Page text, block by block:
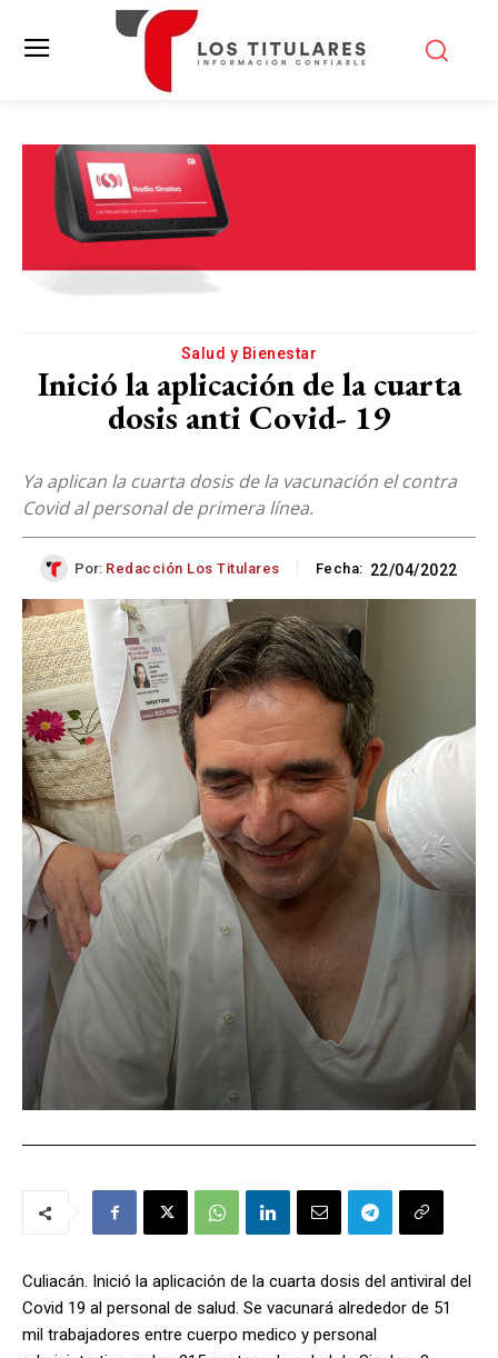
Salud y Bienestar
Inició la aplicación de la cuarta
dosis anti Covid- 19
Ya aplican la cuarta dosis de la vacunación el contra
Covid al personal de primera línea.
Por: Redacción Los Titulares Fecha: 22/04/2022
Culiacán. Inició la aplicación de la cuarta dosis del antiviral del
Covid 19 al personal de salud. Se vacunará alrededor de 51
mil trabajadores entre cuerpo medico y personal